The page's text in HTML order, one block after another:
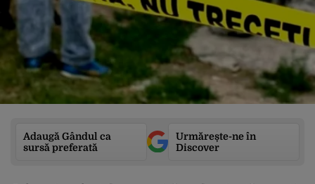
Adaugă Gândul ca
sursă preferată
Urmărește-ne în
Discover